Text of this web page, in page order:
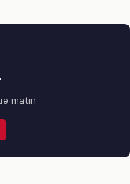
matin.